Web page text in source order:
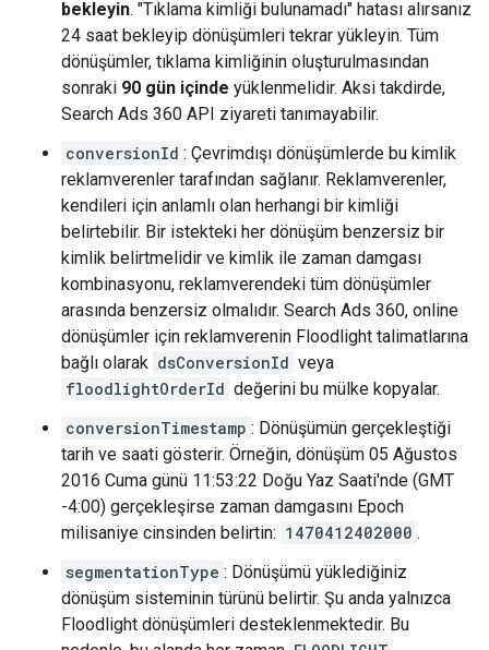
bekleyin. "Tıklama kimliği bulunamadı" hatası alırsanız
24 saat bekleyip dönüşümleri tekrar yükleyin. Tüm
dönüşümler, tıklama kimliğinin oluşturulmasından
sonraki 90 gün içinde yüklenmelidir. Aksi takdirde,
Search Ads 360 API ziyareti tanımayabilir.
conversionId : Çevrimdışı dönüşümlerde bu kimlik
reklamverenler tarafından sağlanır. Reklamverenler,
kendileri için anlamlı olan herhangi bir kimliği
belirtebilir. Bir istekteki her dönüşüm benzersiz bir
kimlik belirtmelidir ve kimlik ile zaman damgası
kombinasyonu, reklamverendeki tüm dönüşümler
arasında benzersiz olmalıdır. Search Ads 360, online
dönüşümler için reklamverenin Floodlight talimatlarına
bağlı olarak dsConversionId veya
floodlightOrderId değerini bu mülke kopyalar.
conversionTimestamp : Dönüşümün gerçekleştiği
tarih ve saati gösterir. Örneğin, dönüşüm 05 Ağustos
2016 Cuma günü 11:53:22 Doğu Yaz Saati'nde (GMT
-4:00) gerçekleşirse zaman damgasını Epoch
milisaniye cinsinden belirtin: 1470412402000 .
segmentationType : Dönüşümü yüklediğiniz
dönüşüm sisteminin türünü belirtir. Şu anda yalnızca
Floodlight dönüşümleri desteklenmektedir. Bu